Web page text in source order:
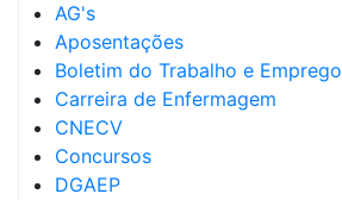
AG's
Aposentações
Boletim do Trabalho e Emprego
Carreira de Enfermagem
CNECV
Concursos
DGAEP